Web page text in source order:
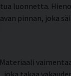
luonnetta.
pinnan, joka
takaa